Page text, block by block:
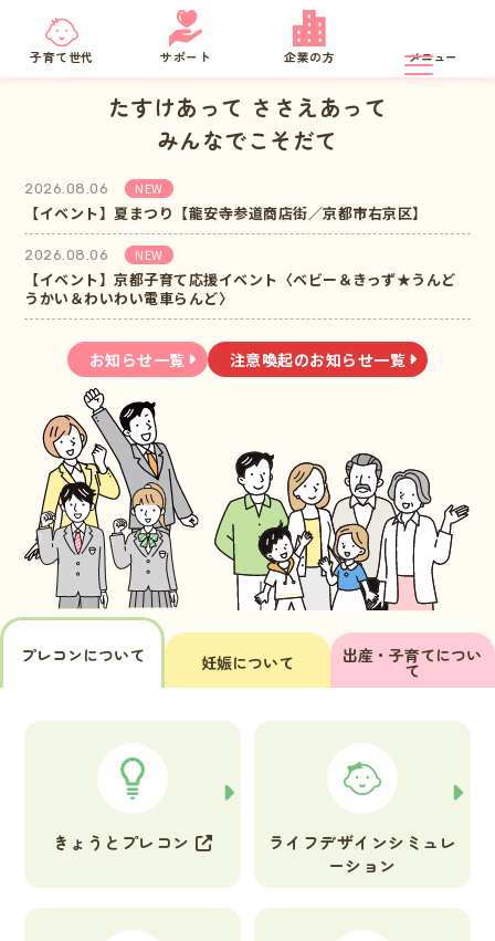
京都府
子育て世代 サポート 企業の方 メニュー
たすけあって ささえあって
みんなでこそだて
2026.08.06 NEW
【イベント】夏まつり【龍安寺参道商店街／京都市右京区】
2026.08.06 NEW
【イベント】京都子育て応援イベント〈ベビー＆きっず★うんど
うかい＆わいわい電車らんど〉
お知らせ一覧 注意喚起のお知らせ一覧
プレコンについて 妊娠について 出産・子育てについ
て
きょうとプレコン ライフデザインシミュレ
ーション